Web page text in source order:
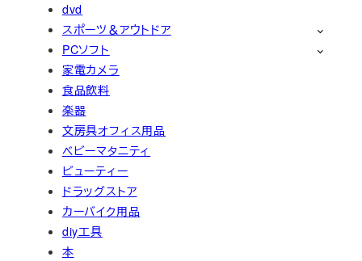
dvd
スポーツ＆アウトドア
PCソフト
家電カメラ
食品飲料
楽器
文房具オフィス用品
ベビーマタニティ
ビューティー
ドラッグストア
カーバイク用品
diy工具
本